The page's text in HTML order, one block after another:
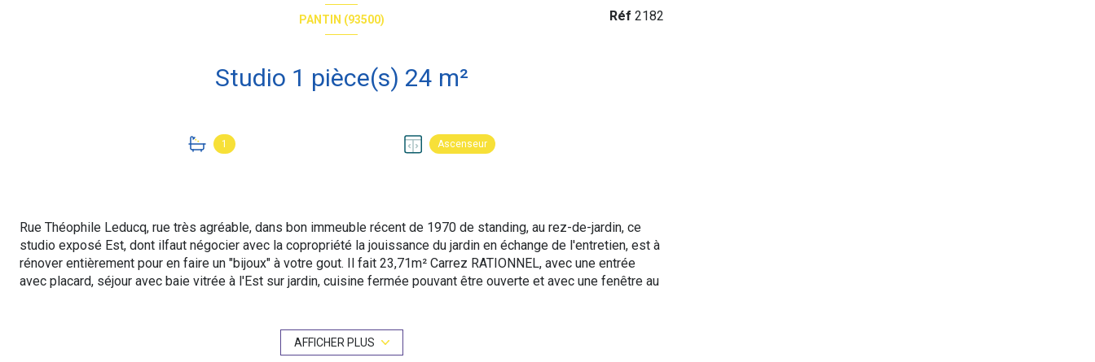
PANTIN (93500)
Studio 1 pièce(s) 24 m²
1 Ascenseur
Réf 2182
Rue Théophile Leducq, rue très agréable, dans bon immeuble récent de 1970 de standing, au rez-de-jardin, ce
studio exposé Est, dont ilfaut négocier avec la copropriété la jouissance du jardin en échange de l'entretien, est à
rénover entièrement pour en faire un "bijoux" à votre gout. Il fait 23,71m² Carrez RATIONNEL, avec une entrée
avec placard, séjour avec baie vitrée à l'Est sur jardin, cuisine fermée pouvant être ouverte et avec une fenêtre au
à vendre dans cet immeuble au 3ème étage avec ascenseur.
Copropriété : 62 lots dont 40 lots principaux. Quote-part budget prévisionnel annuel : 840,27 € ; DPE NOUVEAU
AFFICHER PLUS